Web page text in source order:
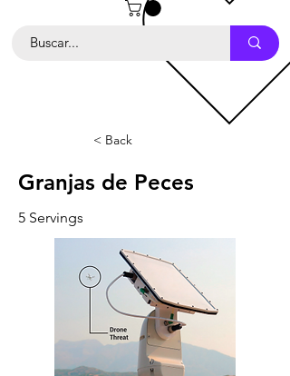
< Back
Granjas de Peces
5 Servings